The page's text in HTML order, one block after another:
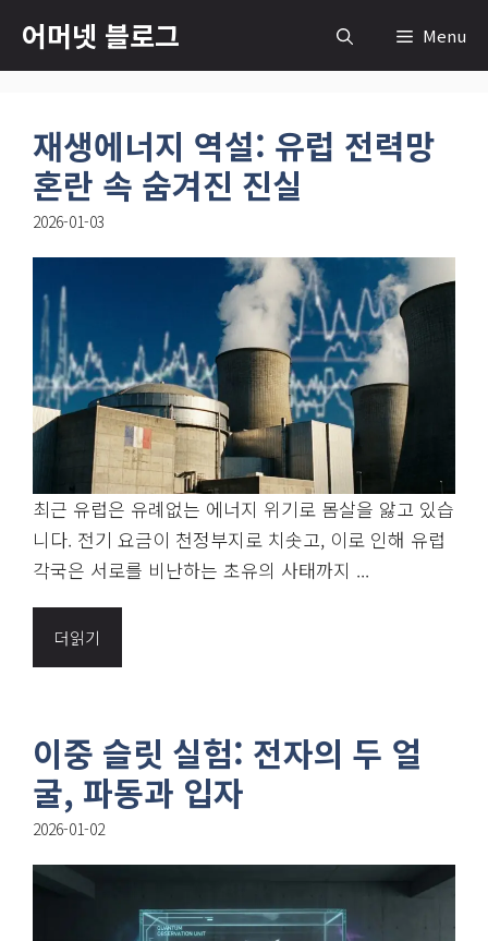
츠
어머넷 블로그 Menu
재생에너지 역설: 유럽 전력망
혼란 속 숨겨진 진실
2026-01-03
최근 유럽은 유례없는 에너지 위기로 몸살을 앓고 있습
니다. 전기 요금이 천정부지로 치솟고, 이로 인해 유럽
각국은 서로를 비난하는 초유의 사태까지 ...
더읽기
이중 슬릿 실험: 전자의 두 얼
굴, 파동과 입자
2026-01-02